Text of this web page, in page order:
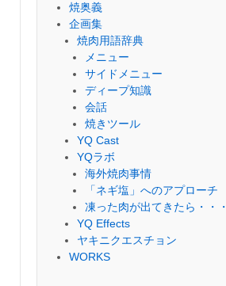
焼奥義
企画集
焼肉用語辞典
メニュー
サイドメニュー
ディープ知識
会話
焼きツール
YQ Cast
YQラボ
海外焼肉事情
「ネギ塩」へのアプローチ
凍った肉が出てきたら・・・
YQ Effects
ヤキニクエスチョン
WORKS